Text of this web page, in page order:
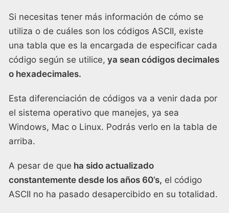
Si necesitas tener más información de cómo se
utiliza o de cuáles son los códigos ASCII, existe
una tabla que es la encargada de especificar cada
código según se utilice, ya sean códigos decimales
o hexadecimales.
Esta diferenciación de códigos va a venir dada por
el sistema operativo que manejes, ya sea
Windows, Mac o Linux. Podrás verlo en la tabla de
arriba.
A pesar de que ha sido actualizado
constantemente desde los años 60’s, el código
ASCII no ha pasado desapercibido en su totalidad.